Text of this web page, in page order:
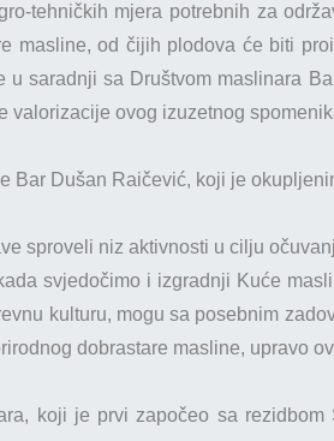
tehničkih mjera potrebnih za
masline, od čijih plodova će biti
u saradnji sa Društvom maslinara
valorizacije ovog izuzetnog
Bar Dušan Raičević, koji je
sproveli niz aktivnosti u cilju
svjedočimo i izgradnji Kuće
kulturu, mogu sa posebnim
dobrastare masline, upravo
koji je prvi započeo sa